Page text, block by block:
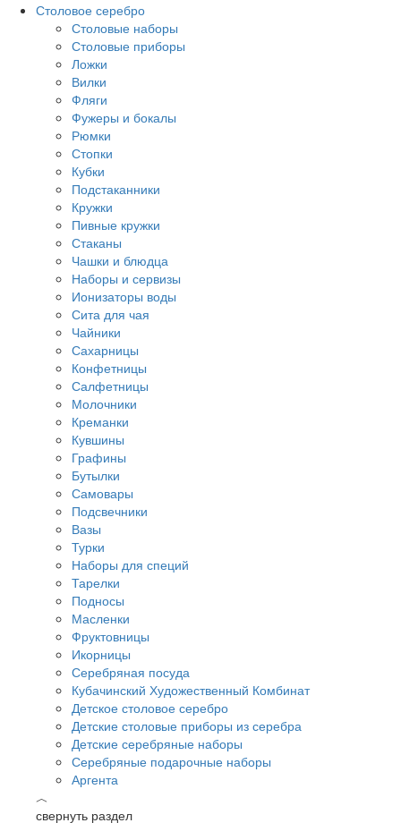
Столовое серебро
Столовые наборы
Столовые приборы
Ложки
Вилки
Фляги
Фужеры и бокалы
Рюмки
Стопки
Кубки
Подстаканники
Кружки
Пивные кружки
Стаканы
Чашки и блюдца
Наборы и сервизы
Ионизаторы воды
Сита для чая
Чайники
Сахарницы
Конфетницы
Салфетницы
Молочники
Креманки
Кувшины
Графины
Бутылки
Самовары
Подсвечники
Вазы
Турки
Наборы для специй
Тарелки
Подносы
Масленки
Фруктовницы
Икорницы
Серебряная посуда
Кубачинский Художественный Комбинат
Детское столовое серебро
Детские столовые приборы из серебра
Детские серебряные наборы
Серебряные подарочные наборы
Аргента
︿
свернуть раздел